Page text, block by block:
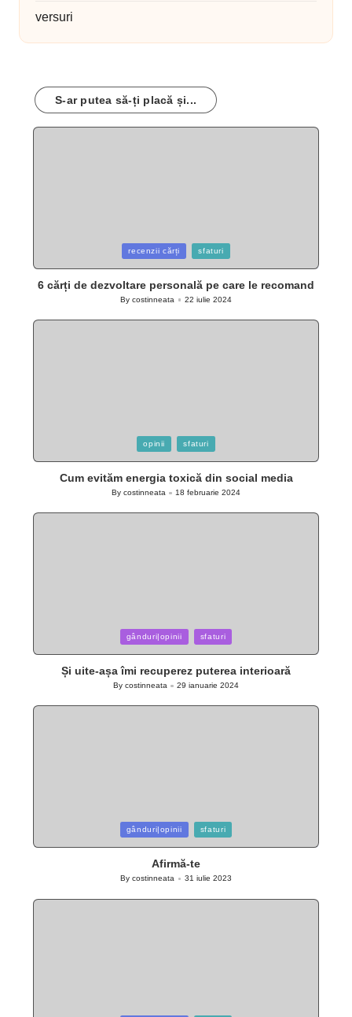
versuri
S-ar putea să-ți placă și...
in
recenzii cărți sfaturi
6 cărți de dezvoltare personală pe care le recomand
Posted
Bycostinneata 22 iulie 2024
in
opinii sfaturi
Cum evităm energia toxică din social media
Posted
By costinneata 18 februarie 2024
in
gânduri|opinii sfaturi
Și uite-așa îmi recuperez puterea interioară
Posted
By costinneata 29 ianuarie 2024
in
gânduri|opinii sfaturi
Afirmă-te
Posted
Bycostinneata 31 iulie 2023